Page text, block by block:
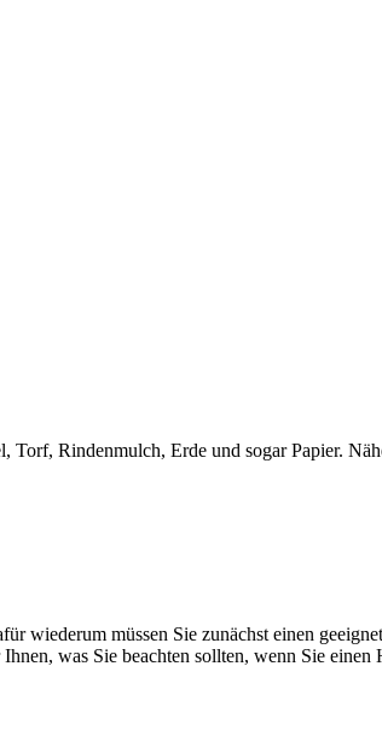
Rindenmulch, Erde und sogar Papier.
wiederum müssen Sie zunächst einen
was Sie beachten sollten, wenn Sie einen